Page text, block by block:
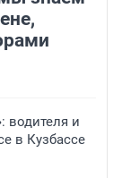
водителя и
в Кузбассе